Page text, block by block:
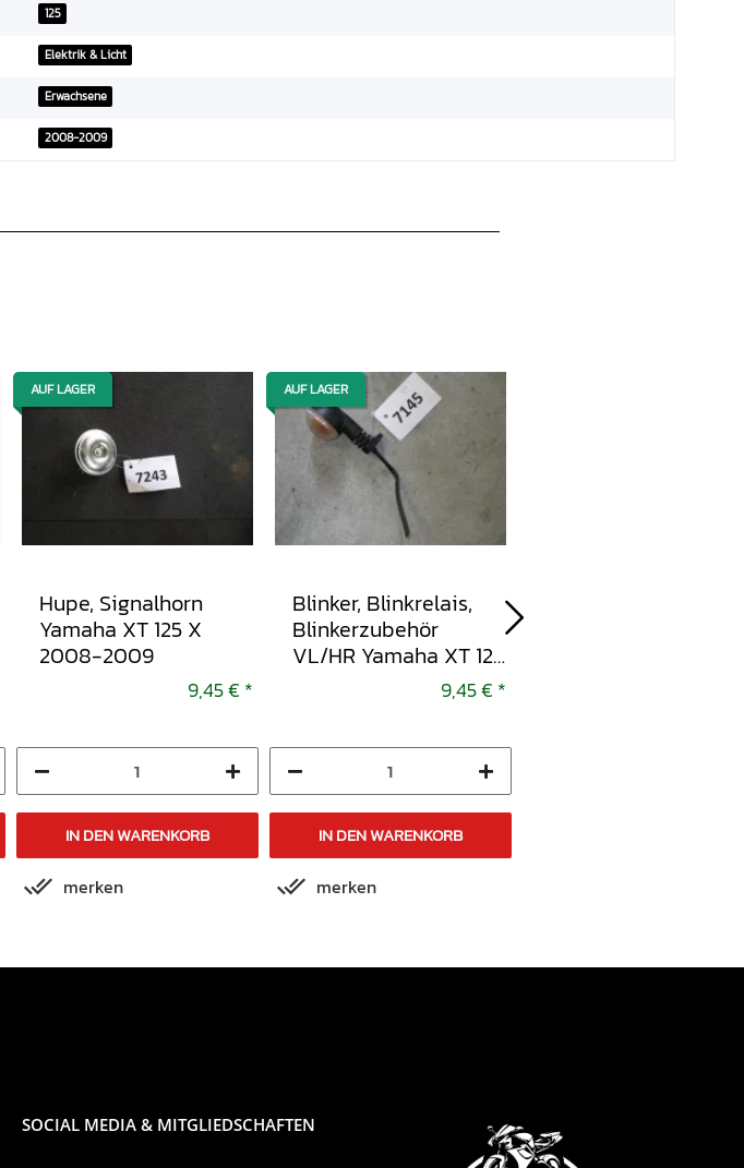
125
Elektrik & Licht
Erwachsene
2008-2009
AUF LAGER
Hupe, Signalhorn
Yamaha XT 125 X
2008-2009
9,45 € *
IN DEN WARENKORB
merken
AUF LAGER
Blinker, Blinkrelais,
Blinkerzubehör
VL/HR Yamaha XT 125
9,45 € *
IN DEN WARENKORB
merken
SOCIAL MEDIA & MITGLIEDSCHAFTEN